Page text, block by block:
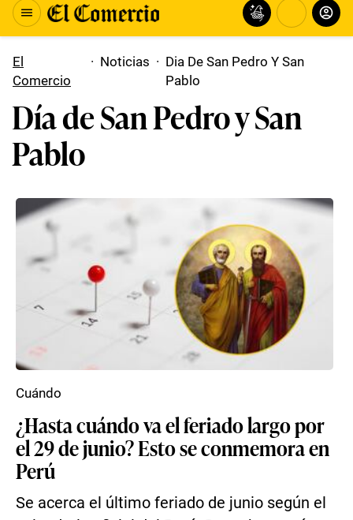
El
Comercio
· Noticias · Dia De San Pedro Y San
Pablo
Día de San Pedro y San
Pablo
¿Hasta cuándo va el feriado largo por
el 29 de junio? Esto se conmemora en
Perú
Se acerca el último feriado de junio según el
Cuándo